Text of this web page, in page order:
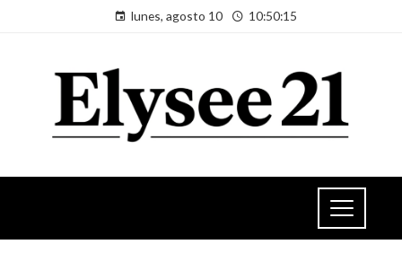
lunes, agosto 10 10:50:15